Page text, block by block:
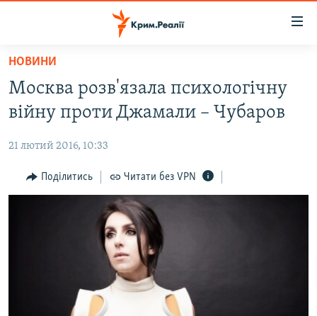
Перейти
основного
матеріалу
Перейти
до
навігації
Перейти
ВОДА.КРИМ
ВІДЕО ТА ФОТО
ПОЛІТИКА
БЛОГИ
ДЕПОРТАЦІЯ
ЯК ОБІЙТИ БЛОКУВАННЯ
НОВИНИ
Москва розв'язала психологічну
війну проти Джамали – Чубаров
21 лютий 2016, 10:33
Поділитись Читати без VPN